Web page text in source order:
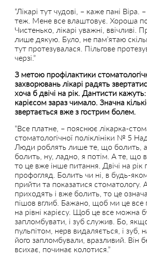
“Лікарі тут чудові, – каже пані Віра.
теж. Мене все влаштовує. Хороша
Чистенько, лікарі уважні, ввічливі.
лише дякую. Було, не пам’ятаю
тут протезувалася. Пільгове
черзі.”
З метою профілактики
захворювань лікарі радять
хоча б двічі на рік. Дантисти кажуть:
карієсом зараз чимало. Значна
звертається вже з гострим болем.
“Все платне, – пояснює лікарка-
стоматологічної поліклініки № 5
Люди роблять лише те, що болить,
болить, ну, ладно, я потім. А те, що
то це вже інше питання. Двічі на рік
профогляд. Болить чи ні, в будь-
прийти та показатися стоматологу.
приходять і вже болить, то це
пішов вглиб. Бажано, щоб ми це все
на рівні карієсу. Щоб це все можна
запломбувати, і зуб служив. Бо,
пульпітом, нерв видаляється, і зуб,
його запломбували, вразливий. Він
всихає, починає колотися.”